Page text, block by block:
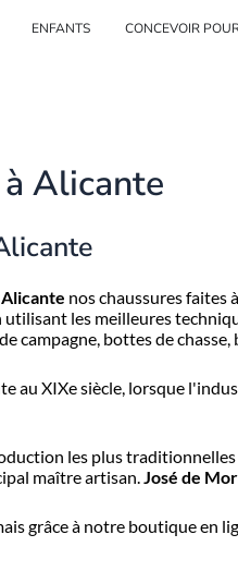
ouverte
ENFANTS CONCEVOIR
Alicante
Alicante nos chaussures faites
les meilleures
campagne, bottes de
au XIXe siècle, lorsque
les plus
maître artisan.José de
grâce à notre boutique en